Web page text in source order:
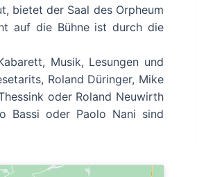
bietet der Saal des Orpheum
auf die Bühne ist durch die
Musik, Lesungen und
Roland Düringer, Mike
oder Roland Neuwirth
Bassi oder Paolo Nani sind